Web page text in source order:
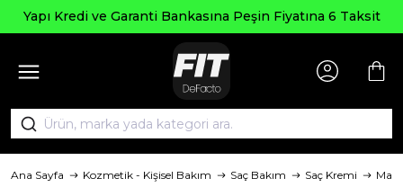
ve Garanti Bankasına Peşin Fiyatına 6 Taksit
Ana Sayfa Kozmetik - Kişisel Bakım Saç Bakım Saç Kremi